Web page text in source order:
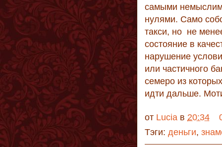
самыми
нулями. Само
такси, но не
состояние в
нарушение
или частичного
семеро из
идти дальше.
от Lucia в 20:34
Тэги: деньги,